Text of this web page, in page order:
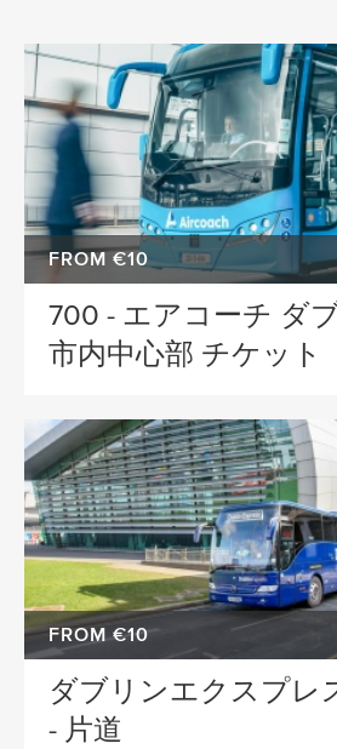
STARTING IN
Dublin
SPECIAL
FROM €10
700 - エアコーチ ダ
市内中心部 チケット
FROM €10
ダブリンエクスプレ
- 片道